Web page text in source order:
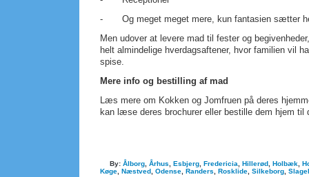
- Og meget meget mere, kun fantasien sætter
Men udover at levere mad til fester og
helt almindelige hverdagsaftener, hvor familien vil
spise.
Mere info og bestilling af mad
Læs mere om Kokken og Jomfruen på deres
kan læse deres brochurer eller bestille dem hjem til
By: Ålborg Århus Esbjerg Fredericia Hillerød Holbæk
Køge Næstved Odense Randers Rosklide Silkeborg